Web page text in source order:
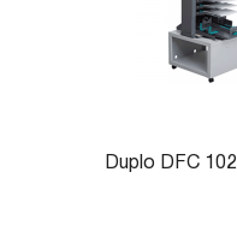
Duplo DFC 102